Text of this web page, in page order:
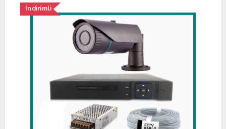
İndirimli